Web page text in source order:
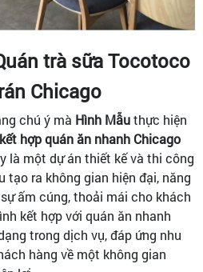
trà sữa Tocotoco
Chicago
chú ý mà Hình Mẫuthực hiện
hợp quán ăn nhanh Chicago
là một dự án thiết kế và thi công
tạo ra không gian hiện đại, năng
ấm cúng, thoải mái cho khách
kết hợp với quán ăn nhanh
trong dịch vụ, đáp ứng nhu
hàng về một không gian